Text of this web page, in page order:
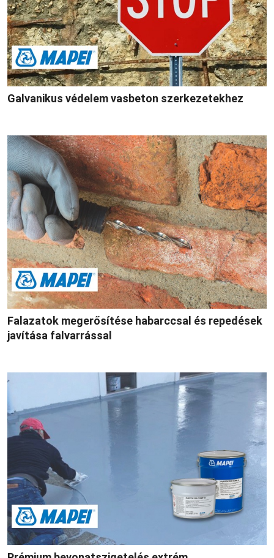
Galvanikus védelem vasbeton szerkezetekhez
Falazatok megerősítése habarccsal és repedések
javítása falvarrással